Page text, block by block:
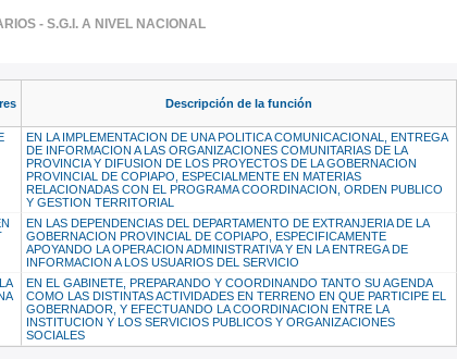
- S.G.I. A NIVEL NACIONAL
Descripción de la función
EN LA IMPLEMENTACION DE UNA POLITICA COMUNICACIONAL, ENTREGA
DE INFORMACION A LAS ORGANIZACIONES COMUNITARIAS DE LA
PROVINCIA Y DIFUSION DE LOS PROYECTOS DE LA GOBERNACION
PROVINCIAL DE COPIAPO, ESPECIALMENTE EN MATERIAS
RELACIONADAS CON EL PROGRAMA COORDINACION, ORDEN PUBLICO
Y GESTION TERRITORIAL
EN LAS DEPENDENCIAS DEL DEPARTAMENTO DE EXTRANJERIA DE LA
GOBERNACION PROVINCIAL DE COPIAPO, ESPECIFICAMENTE
APOYANDO LA OPERACION ADMINISTRATIVA Y EN LA ENTREGA DE
INFORMACION A LOS USUARIOS DEL SERVICIO
EN EL GABINETE, PREPARANDO Y COORDINANDO TANTO SU AGENDA
COMO LAS DISTINTAS ACTIVIDADES EN TERRENO EN QUE PARTICIPE EL
GOBERNADOR, Y EFECTUANDO LA COORDINACION ENTRE LA
INSTITUCION Y LOS SERVICIOS PUBLICOS Y ORGANIZACIONES
SOCIALES